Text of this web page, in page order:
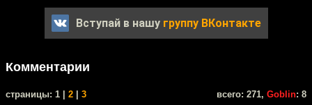
Вступай в нашу группу ВКонтакте
Комментарии
cтраницы: 1 | 2 3 всего: 271, Goblin: 8